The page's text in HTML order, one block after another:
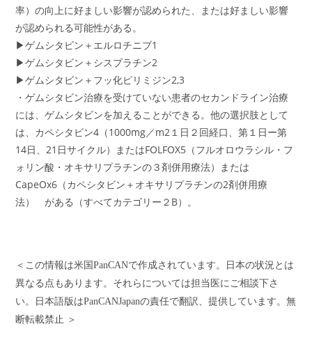
率）の向上に好ましい影響が認められた、または好ましい影響
が認められる可能性がある。
▶ゲムシタビン＋エルロチニブ1
▶ゲムシタビン＋シスプラチン2
▶ゲムシタビン＋フッ化ピリミジン2,3
・ゲムシタビン治療を受けていない患者のセカンドライン治療
には、ゲムシタビンを加えることができる。他の選択肢として
は、カペシタビン4（1000mg／m2１日２回経口、第１日ー第
14日、21日サイクル）またはFOLFOX5（フルオロウラシル・フ
ォリン酸・オキサリプラチンの３剤併用療法）または
CapeOx6（カペシタビン＋オキサリプラチンの2剤併用療
法） がある（すべてカテゴリー２B）。
＜この情報は米国PanCANで作成されています。日本の状況とは
異なる点もあります。それらについては担当医にご相談下さ
い。日本語版はPanCANJapanの責任で翻訳、提供しています。無
断転載禁止 ＞